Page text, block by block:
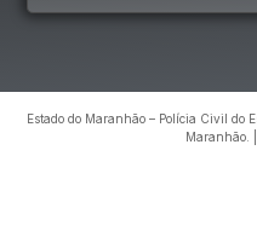
Estado do Maranhão – Polícia Civil do
Maranhão.